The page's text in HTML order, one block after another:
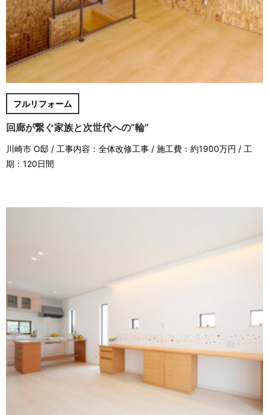
フルリフォーム
回廊が繋ぐ家族と次世代への”輪”
川崎市 O邸 / 工事内容：全体改修工事 / 施工費：約1900万円 / 工
期：120日間